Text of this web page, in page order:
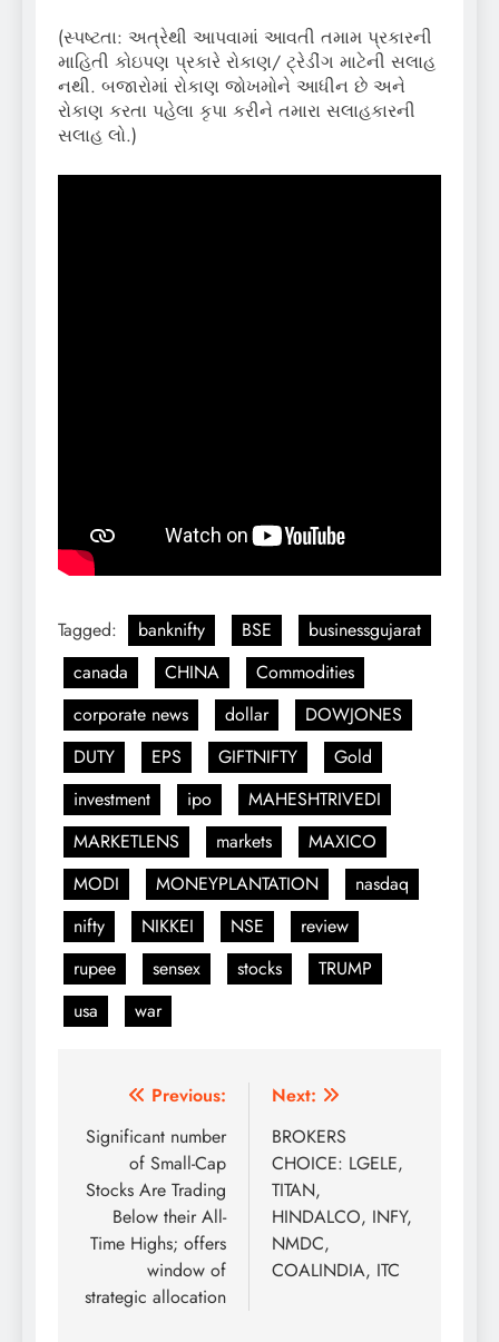
(સ્પષ્ટતા: અત્રેથી આપવામાં આવતી તમામ પ્રકારની
માહિતી કોઇપણ પ્રકારે રોકાણ/ ટ્રેડીંગ માટેની સલાહ
નથી. બજારોમાં રોકાણ જોખમોને આધીન છે અને
રોકાણ કરતા પહેલા કૃપા કરીને તમારા સલાહકારની
સલાહ લો.)
Tagged: banknifty BSE
businessgujarat
canada
CHINA
Commodities
corporate news
dollar
DOWJONES
DUTY
EPS GIFTNIFTY
Gold
investment
ipo
MAHESHTRIVEDI
MARKETLENS
markets
MAXICO
MODI
MONEYPLANTATION
nasdaq
nifty
NIKKEI NSE
review
rupee
sensex stocks
TRUMP
usa
war
Post
navigation
Previous:
Significant number
of Small-Cap
Stocks Are Trading
Below their All-
Time Highs; offers
window of
strategic allocation
Next:
BROKERS
CHOICE: LGELE,
TITAN,
HINDALCO, INFY,
NMDC,
COALINDIA, ITC